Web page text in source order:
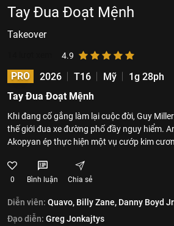
Tay Đua Đoạt Mệnh
Takeover
4.9
PRO 2026 T16 Mỹ
1g 28ph
Tay Đua Đoạt Mệnh
Khi đang cố gắng làm lại cuộc đời, Guy
thế giới đua xe đường phố đầy nguy hiểm.
Akopyan ép thực hiện một vụ cướp kim
0 Bình luận Chia sẻ
Diễn viên: Quavo, Billy Zane, Danny Boyd
Đạo diễn: Greg Jonkajtys